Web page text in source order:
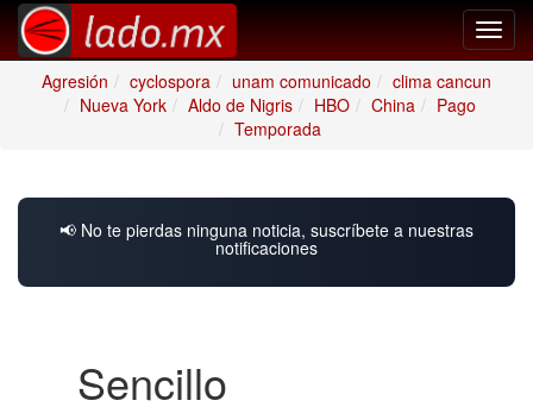
Agresión
cyclospora unam comunicado
clima cancun
Nueva York
Aldo de Nigris HBO China
Pago
Temporada
📢 No te pierdas ninguna noticia, suscríbete a nuestras
notificaciones
Sencillo